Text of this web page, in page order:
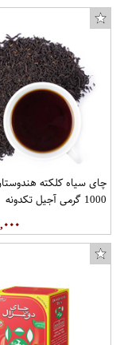
چای سیاه کلکته
1000 گرمی آجیل تکدونه